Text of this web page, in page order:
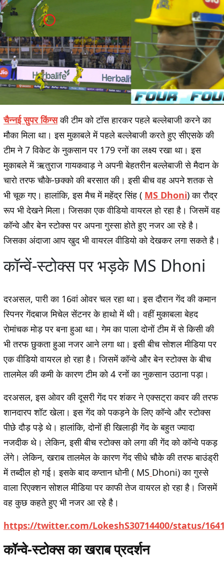
चैन्नई सुपर किंग्सकी टीम को टॉस हारकर पहले बल्लेबाजी करने का
मौका मिला था। इस मुकाबले में पहले बल्लेबाजी करते हुए सीएसके की
टीम ने 7 विकेट के नुकसान पर 179 रनों का लक्ष्य रखा था। इस
मुकाबले में ऋतुराज गायकवाड़ ने अपनी बेहतरीन बल्लेबाजी से मैदान के
चारो तरफ चौके-छक्को की बरसात की। इसी बीच वह अपने शतक से
भी चूक गए। हालांकि, इस मैच में महेंद्र सिंह ( MS Dhoni) का रौद्र
रूप भी देखने मिला। जिसका एक वीडियो वायरल हो रहा है। जिसमें वह
कॉन्वे और बेन स्टोक्स पर अपना गुस्सा होते हुए नजर आ रहे है।
जिसका अंदाजा आप खुद भी वायरल वीडियो को देखकर लगा सकते है।
कॉन्वें-स्टोक्स पर भड़के MS Dhoni
दरअसल, पारी का 16वां ओवर चल रहा था। इस दौरान गेंद की कमान
स्पिनर गेंदबाज मिचेल सेंटनर के हाथो में थी। वहीं मुकाबला बेहद
रोमांचक मोड़ पर बना हुआ था। गेम का पाला दोनों टीम में से किसी की
भी तरफ छुकता हुआ नजर आने लगा था। इसी बीच सोशल मीडिया पर
एक वीडियो वायरल हो रहा है। जिसमें कॉन्वे और बेन स्टोक्स के बीच
तालमेल की कमी के कारण टीम को 4 रनों का नुकसान उठाना पड़ा।
दरअसल, इस ओवर की दूसरी गेंद पर शंकर ने एक्सट्रा कवर की तरफ
शानदारप शॉट खेला। इस गेंद को पकड़ने के लिए कॉन्वे और स्टोक्स
पीछे दौड़ पड़े थे। हालांकि, दोनों ही खिलाड़ी गेंद के बहुत ज्यादा
नजदीक थे। लेकिन, इसी बीच स्टोक्स को लगा की गेंद को कॉन्वे पकड़
लेंगे। लेकिन, खराब तालमेल के कारण गेंद सीधे चौके की तरफ बाउंड्री
में तब्दील हो गई। इसके बाद कप्तान धोनी ( MS Dhoni) का गुस्से
वाला रिएक्शन सोशल मीडिया पर काफी तेज वायरल हो रहा है। जिसमें
वह कुछ कहते हुए भी नजर आ रहे है।
https://twitter.com/LokeshS30714400/status/
कॉन्वे-स्टोक्स का खराब प्रदर्शन